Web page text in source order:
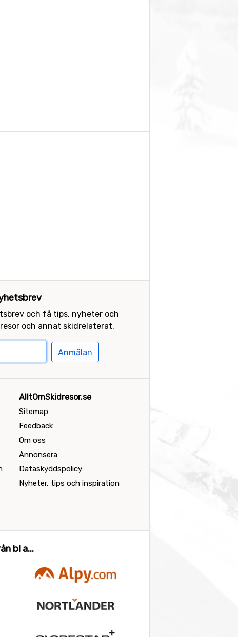
och få tips, nyheter och
och annat skidrelaterat.
Anmälan
AlltOmSkidresor.se
Sitemap
Feedback
Om oss
Annonsera
Dataskyddspolicy
Nyheter, tips och inspiration
bl a...